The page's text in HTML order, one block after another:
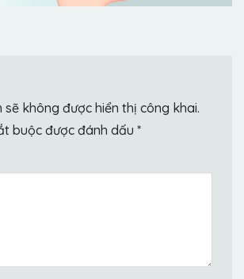
sẽ không được hiển thị công khai.
buộc được đánh dấu *